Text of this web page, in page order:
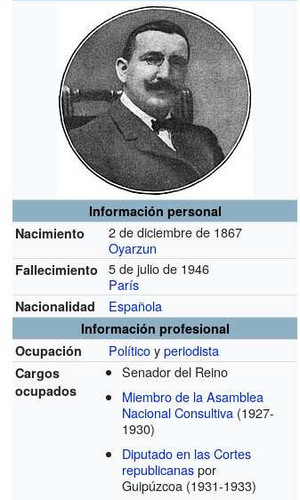
Información personal
Nacimiento
2 de diciembre de 1867
Oyarzun
Fallecimiento
5 de julio de 1946
París
Nacionalidad Española
Información profesional
Ocupación
Políticoyperiodista
Cargos
ocupados
Senador del Reino
Miembro de la Asamblea
Nacional Consultiva (1927-
1930)
Diputado en las Cortes
republicanaspor
Guipúzcoa (1931-1933)